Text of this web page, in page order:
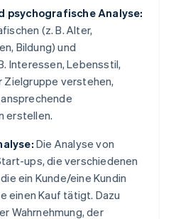
psychografische Analyse:
(z. B. Alter,
Bildung) und
Interessen, Lebensstil,
Zielgruppe verstehen,
erstellen.
Die Analyse von
ups, die verschiedenen
ein Kunde/eine Kundin
einen Kauf tätigt. Dazu
Wahrnehmung, der